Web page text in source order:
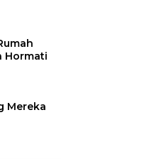
Hormati
Mereka